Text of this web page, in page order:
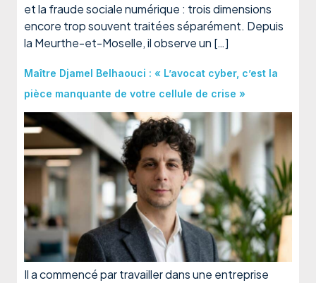
et la fraude sociale numérique : trois dimensions
encore trop souvent traitées séparément. Depuis
la Meurthe-et-Moselle, il observe un […]
Maître Djamel Belhaouci : « L’avocat cyber, c’est la
pièce manquante de votre cellule de crise »
Il a commencé par travailler dans une entreprise